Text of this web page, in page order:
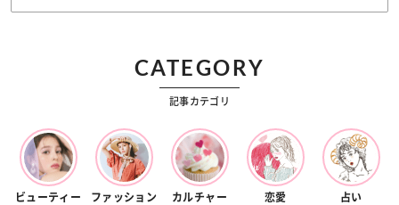
CATEGORY
記事カテゴリ
ビューティー ファッション カルチャー 恋愛 占い